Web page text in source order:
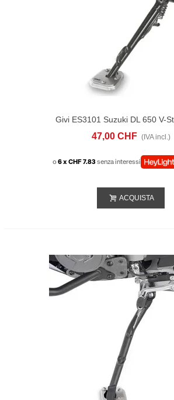
Givi ES3101 Suzuki DL 650 V-
24)
47,00 CHF (IVA incl.)
o6 x CHF 7.83senza interessi
ACQUISTA